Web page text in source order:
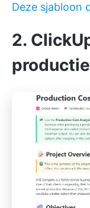
Deze sjabloon
2.